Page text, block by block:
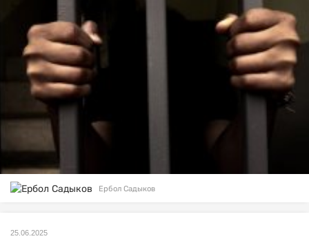
Ербол Садыков
25.06.2025